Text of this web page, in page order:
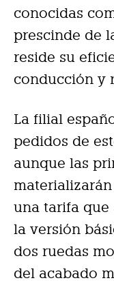
conocidas
prescinde de
reside su
conducción y
La filial
pedidos de
aunque las
materializarán
una tarifa que
la versión
dos ruedas
del acabado